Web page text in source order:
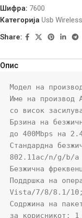
Шифра: 7600
Категорија Usb
Share:
Опис
Модел на
Име на производ
со висок
Брзина на
до 400Mbps на
Стандардна
802.11ac/n/g/b/a
Безжична
Поддршка на
Vista/7/8/8.1/10;
Содржина на
за корисникот;